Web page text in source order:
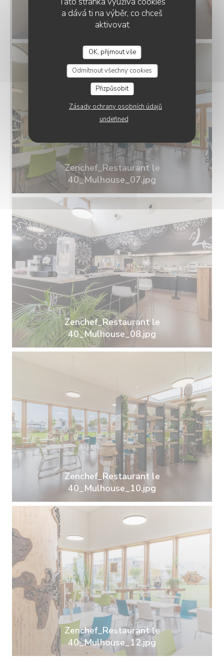
a dává ti na výběr, co chceš
aktivovat
OK, přijmout vše
Odmítnout všechny cookies
Přizpůsobit
Zásady ochrany osobních údajů
undefined
Zenchef_Restaurant le
40_Mulhouse_06.jpg
Zenchef_Restaurant le
40_Mulhouse_07.jpg
Zenchef_Restaurant le
40_Mulhouse_08.jpg
Zenchef_Restaurant le
40_Mulhouse_10.jpg
Zenchef_Restaurant le
40_Mulhouse_12.jpg
RESTAURANT LE 40